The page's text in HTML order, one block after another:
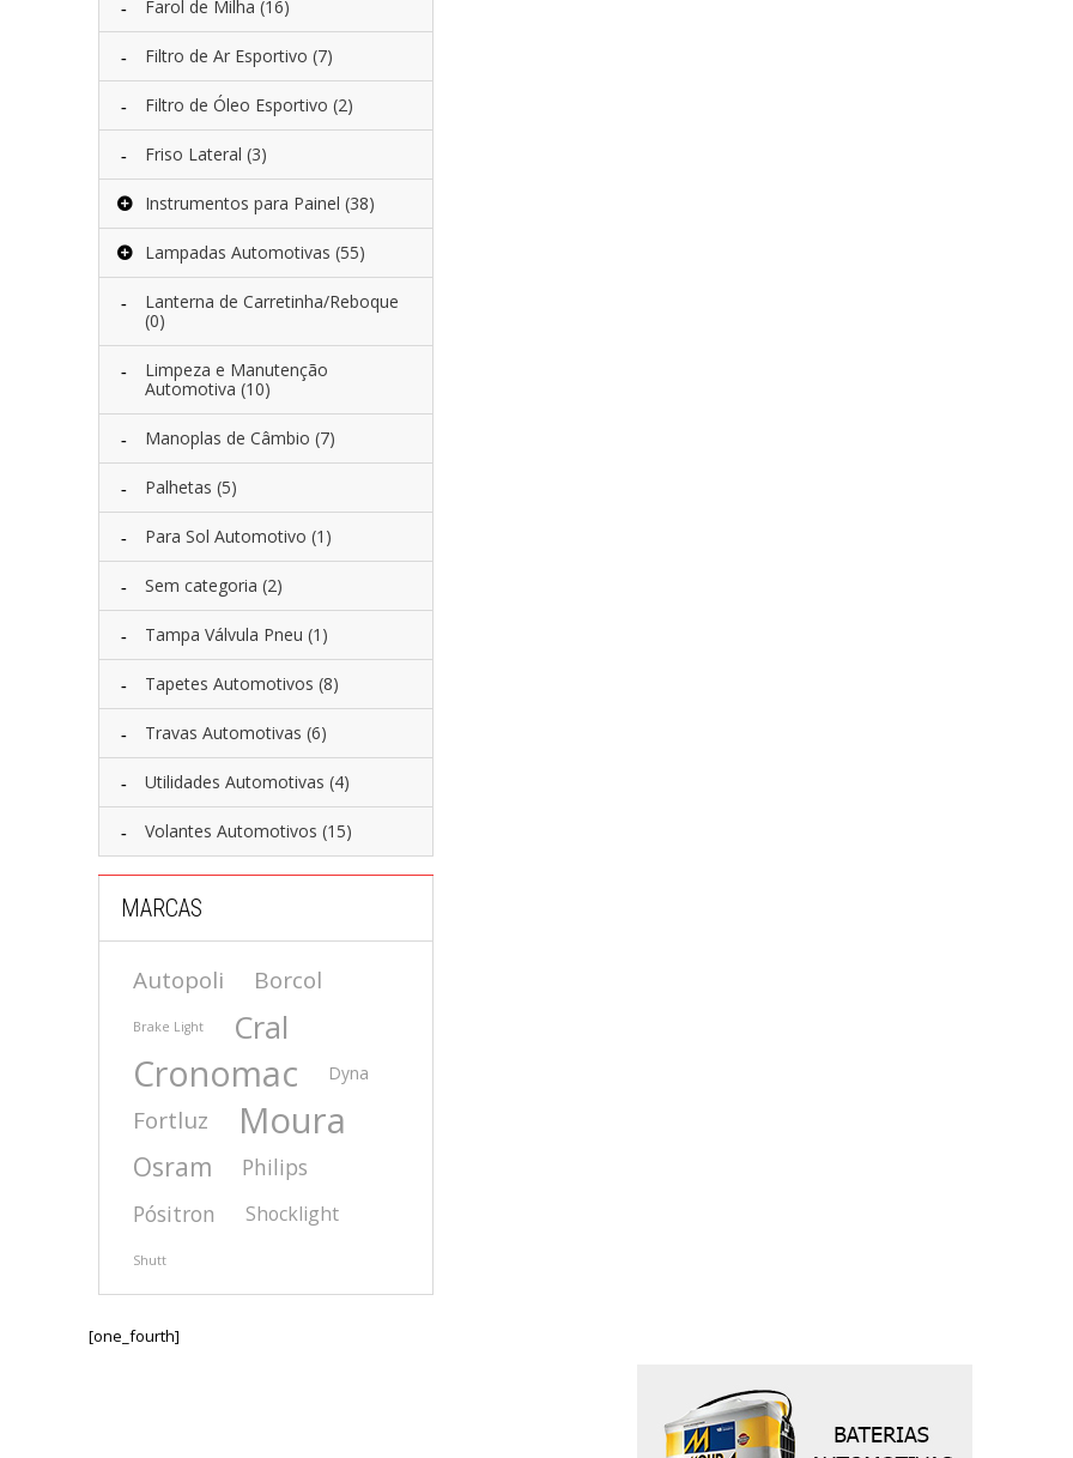
Farol de Milha (16)
Filtro de Ar Esportivo (7)
Filtro de Óleo Esportivo (2)
Friso Lateral (3)
Instrumentos para Painel (38)
Lampadas Automotivas (55)
Lanterna de Carretinha/Reboque
(0)
Limpeza e Manutenção
Automotiva (10)
Manoplas de Câmbio (7)
Palhetas (5)
Para Sol Automotivo (1)
Sem categoria (2)
Tampa Válvula Pneu (1)
Tapetes Automotivos (8)
Travas Automotivas (6)
Utilidades Automotivas (4)
Volantes Automotivos (15)
MARCAS
Autopoli Borcol
Brake Light Cral
Cronomac Dyna
Fortluz Moura
Osram
Philips
Pósitron
Shocklight
Shutt
[one_fourth]